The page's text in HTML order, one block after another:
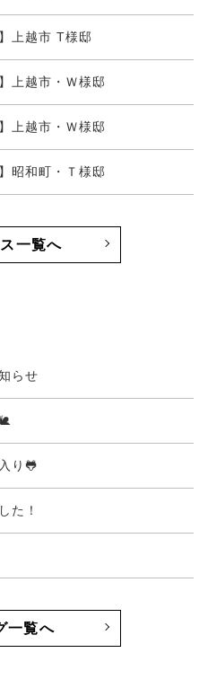
上越市 T様邸
上越市・Ｗ様邸
上越市・Ｗ様邸
昭和町・Ｔ様邸
一覧へ
らせ
り🐸
た！
一覧へ